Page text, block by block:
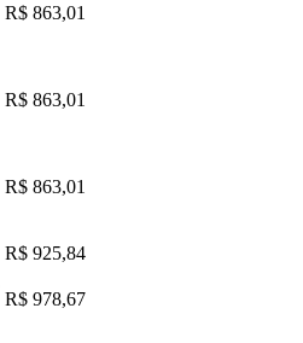
R$ 863,01
R$ 863,01
R$ 863,01
R$ 925,84
R$ 978,67